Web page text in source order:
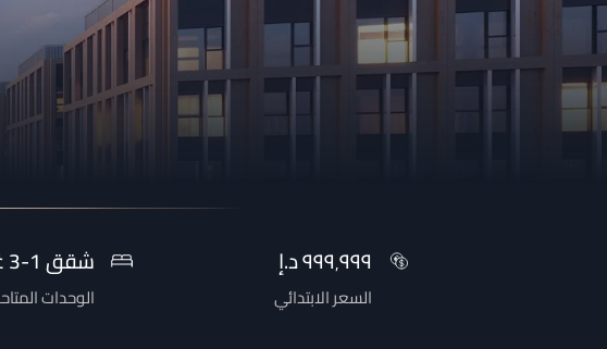
٩٩٩٬٩٩٩د.إ
السعر الابتدائي
شقق 1-3 غرف نوم
الوحدات